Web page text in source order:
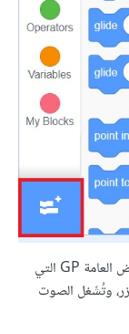
ثالثًا، أضف كتلة برمجية لكل من أرجل الأغراض العامة GP التي
وتُشَغل الصوت